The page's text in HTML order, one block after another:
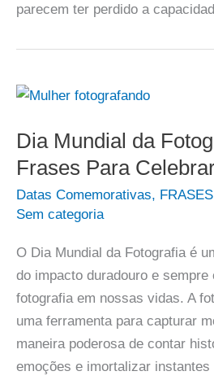
parecem ter perdido a
Dia Mundial da
Frases Para
Datas Comemorativas, FRASES
Sem categoria
O Dia Mundial da Fotografia é
do impacto duradouro e
fotografia em nossas vidas. A
uma ferramenta para capturar
maneira poderosa de contar
emoções e imortalizar